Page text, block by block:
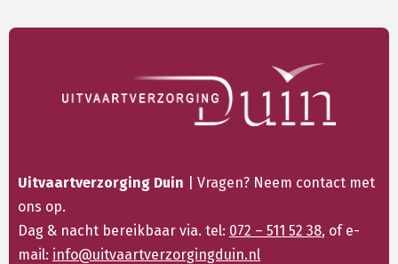
Uitvaartverzorging Duin | Vragen? Neem contact met
ons op.
Dag & nacht bereikbaar via. tel: 072 – 511 52 38, of e-
mail: info@uitvaartverzorgingduin.nl